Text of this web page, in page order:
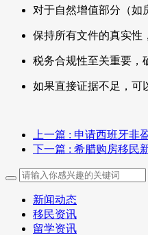
对于自然增值部分（如
保持所有文件的真实性
税务合规性至关重要，
如果直接证据不足，可
上一篇 : 申请西班牙非
下一篇 : 希腊购房移民
新闻动态
移民资讯
留学资讯